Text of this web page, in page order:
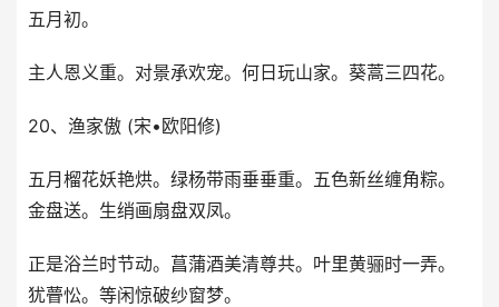
五月初。
主人恩义重。对景承欢宠。何日玩山家。葵蒿三四花。
20、渔家傲 (宋•欧阳修)
五月榴花妖艳烘。绿杨带雨垂垂重。五色新丝缠角粽。
金盘送。生绡画扇盘双凤。
正是浴兰时节动。菖蒲酒美清尊共。叶里黄骊时一弄。
犹瞢忪。等闲惊破纱窗梦。